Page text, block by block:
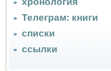
Телеграм: книги
списки
ссылки